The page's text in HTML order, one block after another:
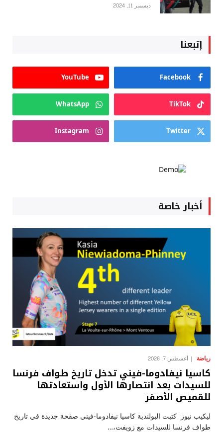
ديسمبر 11, 2024
إتبعنا
Facebook
YouTube
TikTok
WhatsApp
Twitter
Instagram
أخبار خاصة
رياضة أغسطس 7, 2026
كاسيا نيفادوما-فيني تدخل تاريخ طواف فرنسا
للسيدات بعد انتصارها الأول واستعادتها
للقميص الأصفر
ليكيب نيوز كتبت البولندية كاسيا نيفادوما-فيني صفحة جديدة في تاريخ
طواف فرنسا للسيدات مع زويفت،…